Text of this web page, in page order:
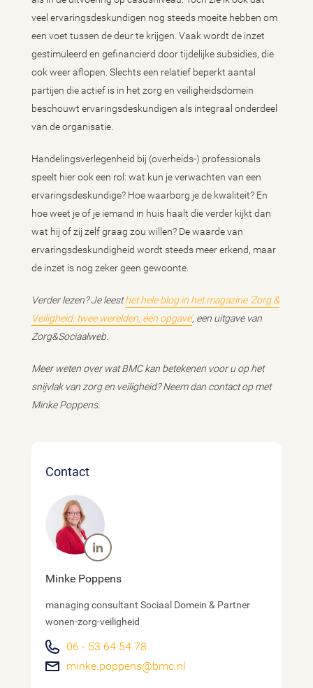
veel ervaringsdeskundigen nog steeds moeite hebben om
een voet tussen de deur te krijgen. Vaak wordt de inzet
gestimuleerd en gefinancierd door tijdelijke subsidies, die
ook weer aflopen. Slechts een relatief beperkt aantal
partijen die actief is in het zorg en veiligheidsdomein
beschouwt ervaringsdeskundigen als integraal onderdeel
van de organisatie.
Handelingsverlegenheid bij (overheids-) professionals
speelt hier ook een rol: wat kun je verwachten van een
ervaringsdeskundige? Hoe waarborg je de kwaliteit? En
hoe weet je of je iemand in huis haalt die verder kijkt dan
wat hij of zij zelf graag zou willen? De waarde van
ervaringsdeskundigheid wordt steeds meer erkend, maar
de inzet is nog zeker geen gewoonte.
Verder lezen? Je leesthet hele blog in het magazine ‘Zorg &
Veiligheid: twee werelden, één opgave’, een uitgave van
Zorg&Sociaalweb.
Meer weten over wat BMC kan betekenen voor u op het
snijvlak van zorg en veiligheid? Neem dan contact op met
Minke Poppens.
Contact
Minke Poppens
managing consultant Sociaal Domein & Partner
wonen-zorg-veiligheid
06 - 53 64 54 78
minke.poppens@bmc.nl